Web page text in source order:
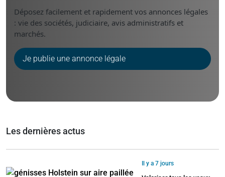
Déposez facilement et rapidement vos annonces légales
: vie des sociétés, judiciaire, avis administratifs et
marchés.
Je publie une annonce légale
Les dernières actus
Il y a 7 jours